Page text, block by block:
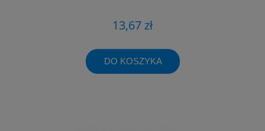
13,67 zł
DO KOSZYKA